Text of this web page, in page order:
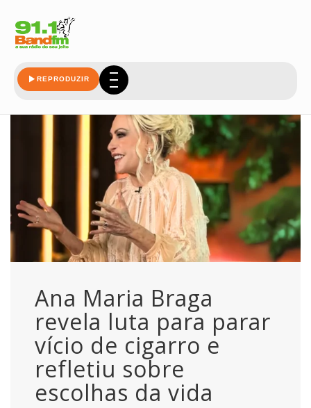
REPRODUZIR
Ana Maria Braga
revela luta para parar
vício de cigarro e
refletiu sobre
escolhas da vida